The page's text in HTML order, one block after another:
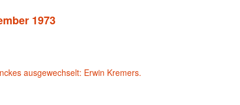
1973
ausgewechselt: Erwin Kremers.